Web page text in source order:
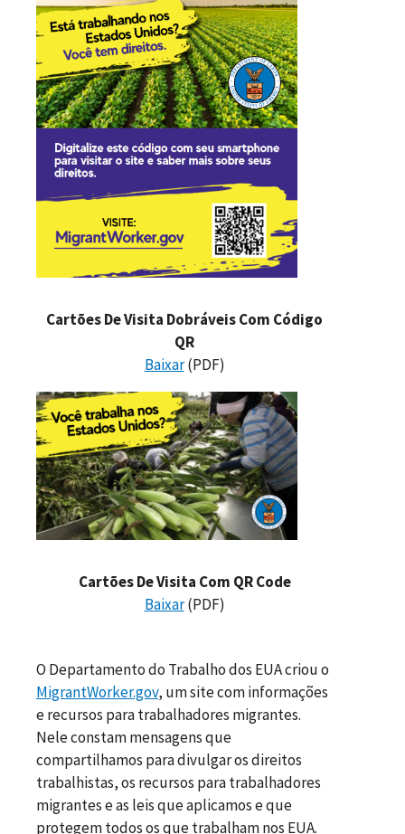
Cartões De Visita Dobráveis Com Código
QR
Baixar(PDF)
Cartões De Visita Com QR Code
Baixar(PDF)
O Departamento do Trabalho dos EUA criou o
MigrantWorker.gov, um site com informações
e recursos para trabalhadores migrantes.
Nele constam mensagens que
compartilhamos para divulgar os direitos
trabalhistas, os recursos para trabalhadores
migrantes e as leis que aplicamos e que
protegem todos os que trabalham nos EUA.